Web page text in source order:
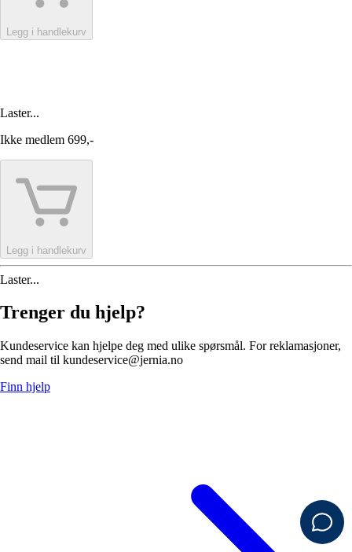
Legg i handlekurv
Laster...
Ikke medlem 699,-
Legg i handlekurv
Laster...
Trenger du hjelp?
Kundeservice kan hjelpe deg med ulike spørsmål. For reklamasjoner,
send mail til kundeservice@jernia.no
Finn hjelp